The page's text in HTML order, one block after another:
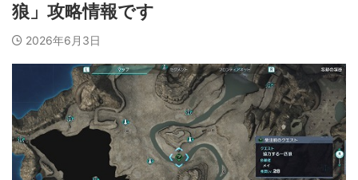
狼」攻略情報です
2026年6月3日